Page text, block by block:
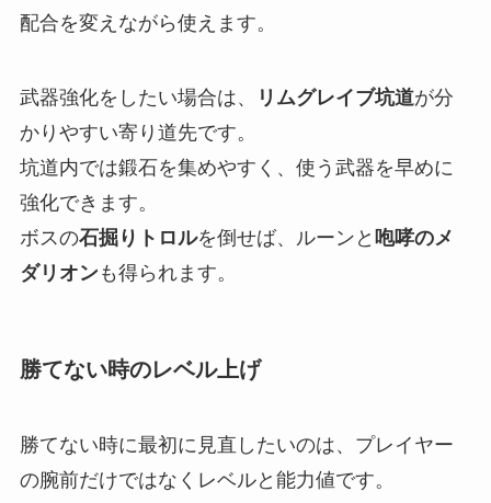
配合を変えながら使えます。
武器強化をしたい場合は、 リムグレイブ坑道が分
かりやすい寄り道先です。
坑道内では鍛石を集めやすく、使う武器を早めに
強化できます。
ボスの石掘りトロルを倒せば、ルーンと 咆哮のメ
ダリオンも得られます。
勝てない時のレベル上げ
勝てない時に最初に見直したいのは、プレイヤー
の腕前だけではなくレベルと能力値です。